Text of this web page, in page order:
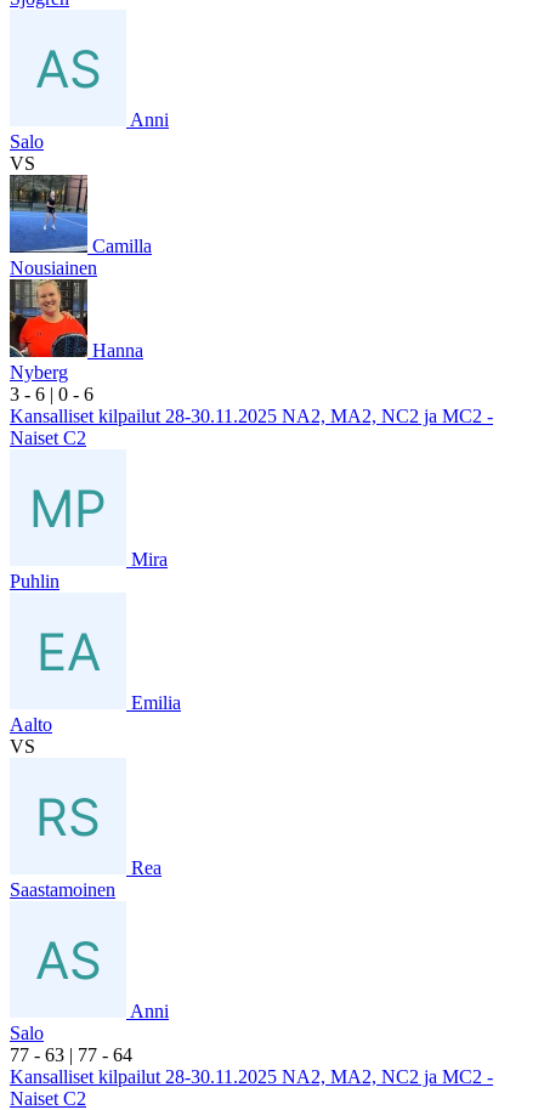
Anni
Salo
VS
Camilla
Nousiainen
Hanna
Nyberg
3 - 6 | 0 - 6
Kansalliset kilpailut 28-30.11.2025 NA2, MA2, NC2 ja MC2 -
Naiset C2
Mira
Puhlin
Emilia
Aalto
VS
Rea
Saastamoinen
Anni
Salo
77 - 63 | 77 - 64
Kansalliset kilpailut 28-30.11.2025 NA2, MA2, NC2 ja MC2 -
Naiset C2